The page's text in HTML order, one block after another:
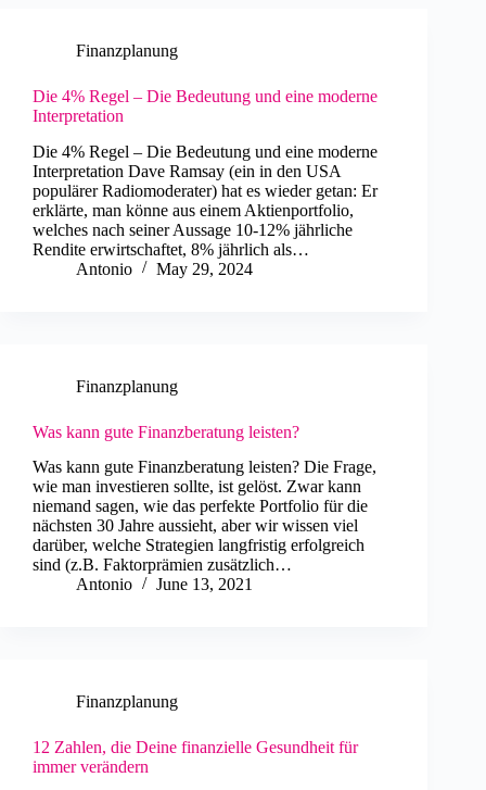
Finanzplanung
Die 4% Regel – Die Bedeutung und eine moderne
Interpretation
Die 4% Regel – Die Bedeutung und eine moderne
Interpretation Dave Ramsay (ein in den USA
populärer Radiomoderater) hat es wieder getan: Er
erklärte, man könne aus einem Aktienportfolio,
welches nach seiner Aussage 10-12% jährliche
Rendite erwirtschaftet, 8% jährlich als…
Antonio
May 29, 2024
Finanzplanung
Was kann gute Finanzberatung leisten?
Was kann gute Finanzberatung leisten? Die Frage,
wie man investieren sollte, ist gelöst. Zwar kann
niemand sagen, wie das perfekte Portfolio für die
nächsten 30 Jahre aussieht, aber wir wissen viel
darüber, welche Strategien langfristig erfolgreich
sind (z.B. Faktorprämien zusätzlich…
Antonio
June 13, 2021
Finanzplanung
12 Zahlen, die Deine finanzielle Gesundheit für
immer verändern